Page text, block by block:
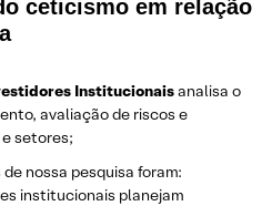
ceticismo em relação
Institucionaisanalisa o
avaliação de riscos e
setores;
nossa pesquisa foram:
institucionais planejam